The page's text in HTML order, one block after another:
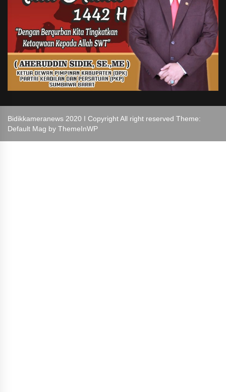
Bidikkameranews 2020 I Copyright All right reserved Theme:
Default Mag by ThemeInWP